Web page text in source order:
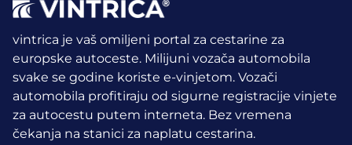
vintrica je vaš omiljeni portal za cestarine za
europske autoceste. Milijuni vozača automobila
svake se godine koriste e-vinjetom. Vozači
automobila profitiraju od sigurne registracije vinjete
za autocestu putem interneta. Bez vremena
čekanja na stanici za naplatu cestarina.